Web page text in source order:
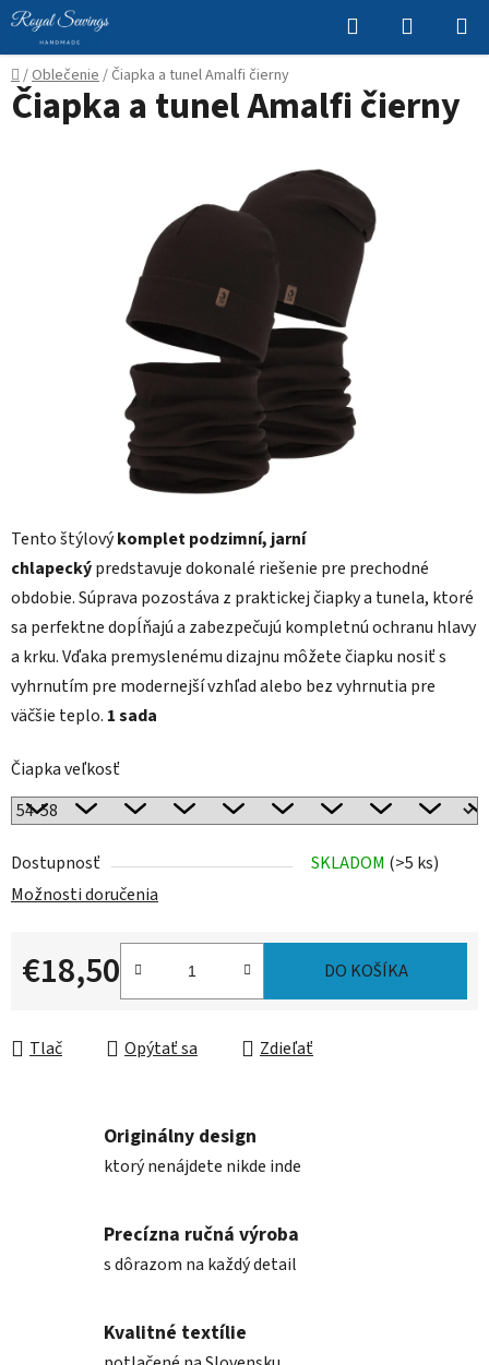
Prejsť
na
obsah
Hľadať
KOŠÍK
Domov
/Oblečenie/ Čiapka a tunel Amalfi čierny
Tento štýlovýkomplet podzimní, jarní
chlapeckýpredstavuje dokonalé riešenie pre prechodné
obdobie. Súprava pozostáva z praktickej čiapky a tunela, ktoré
sa perfektne dopĺňajú a zabezpečujú kompletnú ochranu hlavy
a krku. Vďaka premyslenému dizajnu môžete čiapku nosiť s
vyhrnutím pre modernejší vzhľad alebo bez vyhrnutia pre
väčšie teplo. 1 sada
Čiapka veľkosť
Dostupnosť SKLADOM (>5 ks)
Možnosti doručenia
€18,50
Jednotková cena:
DO KOŠÍKA
Tlač Opýtať sa Zdieľať
Čiapka a tunel Amalfi čierny
Originálny design
ktorý nenájdete nikde inde
Precízna ručná výroba
s dôrazom na každý detail
Kvalitné textílie